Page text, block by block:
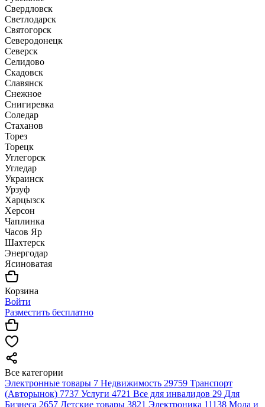
Свердловск
Светлодарск
Святогорск
Северодонецк
Северск
Селидово
Скадовск
Славянск
Снежное
Снигиревка
Соледар
Стаханов
Торез
Торецк
Углегорск
Угледар
Украинск
Урзуф
Харцызск
Херсон
Чаплинка
Часов Яр
Шахтерск
Энергодар
Ясиноватая
Корзина
Войти
Разместить бесплатно
Все категории
Электронные товары 7 Недвижимость 29759 Транспорт
(Авторынок) 7737 Услуги 4721 Все для инвалидов 29 Для
Бизнеса 2657 Детские товары 3821 Электроника 11138 Мода и